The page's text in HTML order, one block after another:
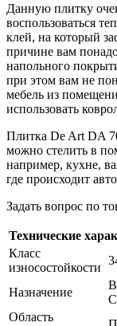
Данную плитку
воспользоваться
клей, на который
причине вам
напольного
при этом вам не
мебель из
использовать
Плитка De Art DA
можно стелить в
например, кухне,
где происходит
Задать вопрос по
Технические
Класс
износостойкости
Назначение
Область